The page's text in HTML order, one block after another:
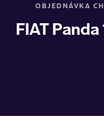
OBJEDNÁVKA
FIAT